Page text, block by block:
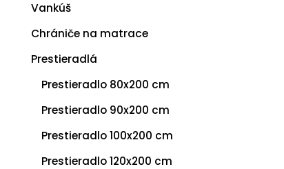
Vankúš
Chrániče na matrace
Prestieradlá
Prestieradlo 80x200 cm
Prestieradlo 90x200 cm
Prestieradlo 100x200 cm
Prestieradlo 120x200 cm